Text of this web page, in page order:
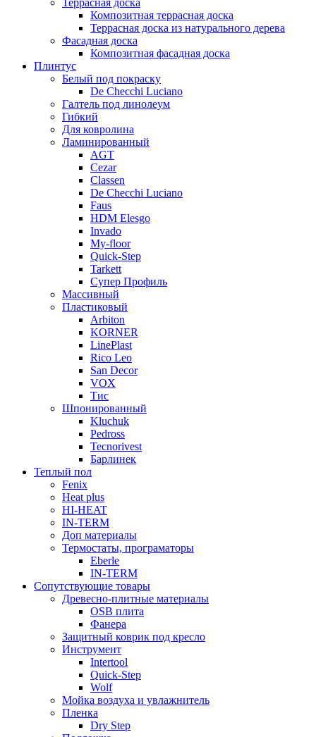
Композитная террасная доска
Террасная доска из натурального дерева
Фасадная доска
Композитная фасадная доска
Плинтус
Белый под покраску
De Checchi Luciano
Галтель под линолеум
Гибкий
Для ковролина
Ламинированный
AGT
Cezar
Classen
De Checchi Luciano
Faus
HDM Elesgo
Invado
My-floor
Quick-Step
Tarkett
Супер Профиль
Массивный
Пластиковый
Arbiton
KORNER
LinePlast
Rico Leo
San Decor
VOX
Тис
Шпонированный
Kluchuk
Pedross
Tecnorivest
Барлинек
Теплый пол
Fenix
Heat plus
HI-HEAT
IN-TERM
Доп материалы
Термостаты, програматоры
Eberle
IN-TERM
Сопутствующие товары
Древесно-плитные материалы
OSB плита
Фанера
Защитный коврик под кресло
Инструмент
Intertool
Quick-Step
Wolf
Мойка воздуха и увлажнитель
Пленка
Dry Step